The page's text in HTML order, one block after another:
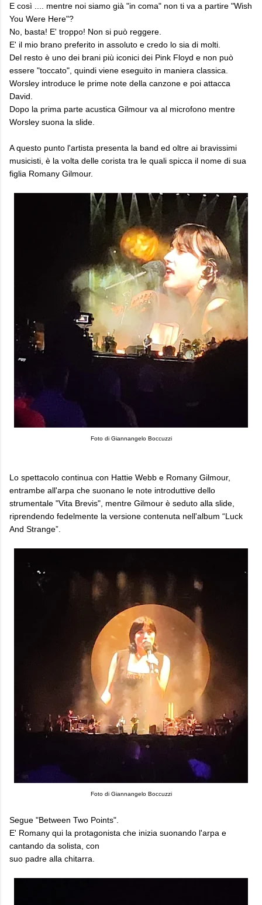
E così .... mentre noi siamo già "in coma" non ti va a partire "Wish
You Were Here"?
No, basta! E' troppo! Non si può reggere.
E' il mio brano preferito in assoluto e credo lo sia di molti.
Del resto è uno dei brani più iconici dei Pink Floyd e non può
essere "toccato", quindi viene eseguito in maniera classica.
Worsley introduce le prime note della canzone e poi attacca
David.
Dopo la prima parte acustica Gilmour va al microfono mentre
Worsley suona la slide.
A questo punto l'artista presenta la band ed oltre ai bravissimi
musicisti, è la volta delle corista tra le quali spicca il nome di sua
figlia Romany Gilmour.
Foto di Giannangelo Boccuzzi
Lo spettacolo continua con Hattie Webb e Romany Gilmour,
entrambe all'arpa che suonano le note introduttive dello
strumentale "Vita Brevis", mentre Gilmour è seduto alla slide,
riprendendo fedelmente la versione contenuta nell'album “Luck
And Strange”.
Foto di Giannangelo Boccuzzi
Segue "Between Two Points".
E' Romany qui la protagonista che inizia suonando l'arpa e
cantando da solista, con
suo padre alla chitarra.